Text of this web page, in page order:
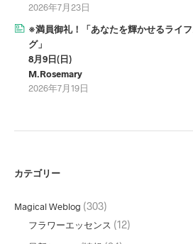
2026年7月23日
※満員御礼！「あなたを輝かせるライ
グ」
8月9日(日)
M.Rosemary
2026年7月19日
カテゴリー
Magical Weblog (303)
フラワーエッセンス (12)